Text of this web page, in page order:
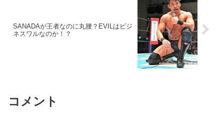
SANADAが王者なのに丸腰？EVILはビジ
ネスワルなのか！？
コメント